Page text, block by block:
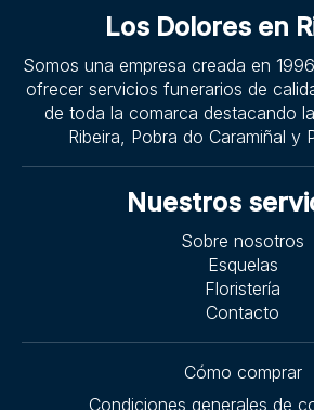
Los Dolores en
Somos una empresa creada en
ofrecer servicios funerarios de
de toda la comarca destacando
Ribeira, Pobra do Caramiñal y
Nuestros
Sobre nosotros
Esquelas
Floristería
Contacto
Cómo comprar
Condiciones generales de